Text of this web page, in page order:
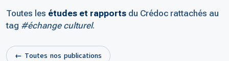
Toutes les études et rapports du Crédoc rattachés au
tag #échange culturel.
← Toutes nos publications